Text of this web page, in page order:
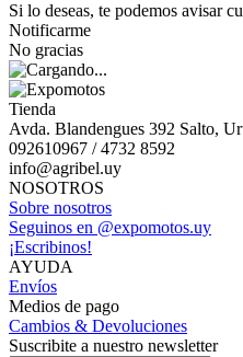
Si lo deseas, te podemos avisar
Notificarme
No gracias
Tienda
Avda. Blandengues 392 Salto,
092610967 / 4732 8592
info@agribel.uy
NOSOTROS
Sobre nosotros
Seguinos en @expomotos.uy
¡Escribinos!
AYUDA
Envíos
Medios de pago
Cambios & Devoluciones
Suscribite a nuestro newsletter